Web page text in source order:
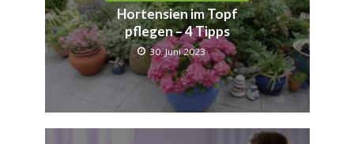
Hortensien im Topf
pflegen – 4 Tipps
30. Juni 2023